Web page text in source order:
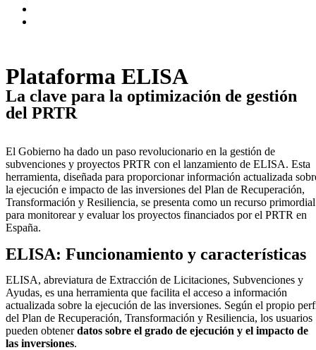
Plataforma ELISA
La clave para la optimización de gestión
del PRTR
El Gobierno ha dado un paso revolucionario en la gestión de
subvenciones y proyectos PRTR con el lanzamiento de ELISA. Esta
herramienta, diseñada para proporcionar información actualizada
la ejecución e impacto de las inversiones del Plan de Recuperación,
Transformación y Resiliencia, se presenta como un recurso primordial
para monitorear y evaluar los proyectos financiados por el PRTR en
España.
ELISA: Funcionamiento y características
ELISA, abreviatura de Extracción de Licitaciones, Subvenciones y
Ayudas, es una herramienta que facilita el acceso a información
actualizada sobre la ejecución de las inversiones. Según el propio
del Plan de Recuperación, Transformación y Resiliencia, los usuarios
pueden obtenerdatos sobre el grado de ejecución y el impacto de
las inversiones.